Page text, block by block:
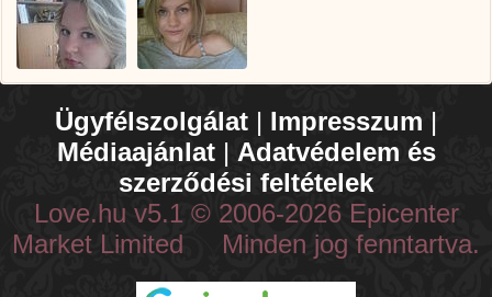
Ügyfélszolgálat | Impresszum |
Médiaajánlat| Adatvédelem és
szerződési feltételek
Love.hu v5.1 © 2006-2026 Epicenter
Market Limited Minden jog fenntartva.